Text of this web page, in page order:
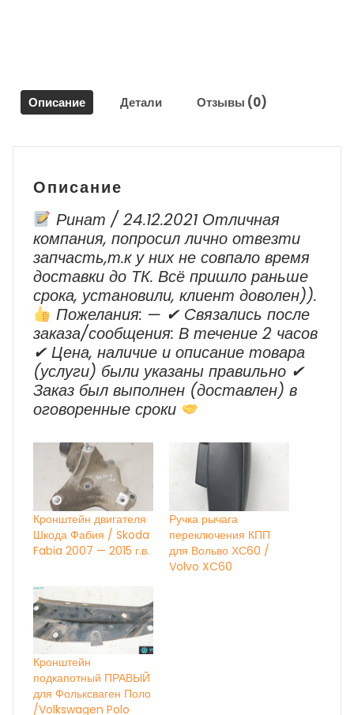
/
Nissan
Описание Детали Отзывы (0)
Описание
Ринат / 24.12.2021 Отличная
компания, попросил лично отвезти
запчасть,т.к у них не совпало время
доставки до ТК. Всё пришло раньше
срока, установили, клиент доволен)).
Пожелания: — ✔ Cвязались после
заказа/сообщения: В течение 2 часов
✔ Цена, наличие и описание товара
(услуги) были указаны правильно ✔
Заказ был выполнен (доставлен) в
оговоренные сроки
Кронштейн двигателя
Шкода Фабия / Skoda
Fabia 2007 — 2015 г.в.
Ручка рычага
переключения КПП
для Вольво ХС60 /
Volvo XC60
Кронштейн
подкапотный ПРАВЫЙ
для Фольксваген Поло
/Volkswagen Polo